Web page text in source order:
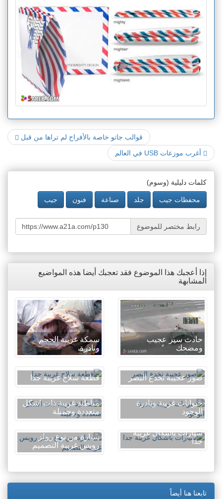
قوالب جاتو خاصة بالأفراح لم تراها من قبل
أغرب موزعات USB في العالم
كلمات دليلية (وسوم)
محفظات جيب جلد صناعة فنون جيب
رابط مختصر للموضوع
إذا أعجبك هذا الموضوع فقد تعجبك أيضا هذه المواضيع
المشابهة
حادث سير عجيب
ومضحك
سمكة غريبة الحجم
ونادرة
صور عجيبة تخدع البصر قطعة سلاح غريبة جدا
حيوانات غريبة ونادرة
الوجود
مناطيد غريبة ذات اشكل
متعددة وجميلة
سيارات بأشكال غريبة
جدا
سيارة من نوع رولز
رويس غريبة التصميم
تابعنا هنا أيضاً